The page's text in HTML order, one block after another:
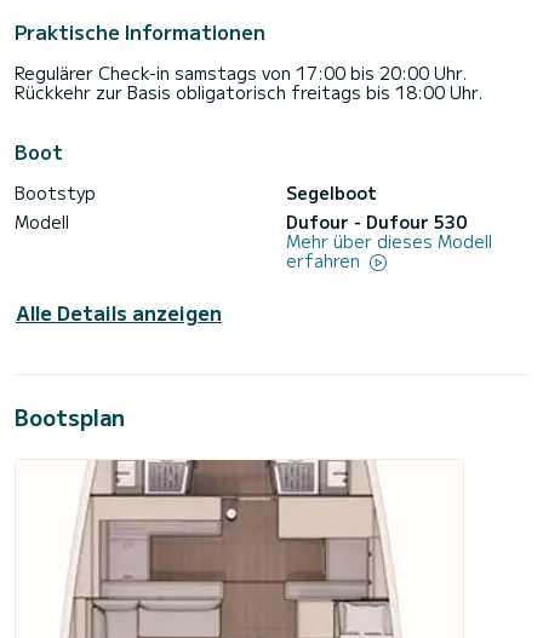
Praktische Informationen
Regulärer Check-in samstags von 17:00 bis 20:00 Uhr.
Rückkehr zur Basis obligatorisch freitags bis 18:00 Uhr.
Boot
Bootstyp
Segelboot
Modell
Dufour - Dufour 530
Mehr über dieses Modell
erfahren
Alle Details anzeigen
Bootsplan